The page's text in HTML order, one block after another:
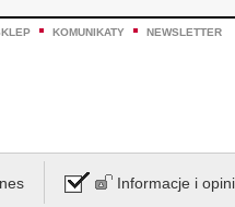
KOMUNIKATY NEWSLETTER
Informacje i